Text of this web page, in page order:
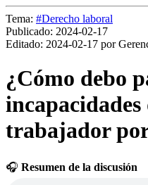
Tema: #Derecho laboral
Publicado: 2024-02-17
Editado: 2024-02-17 por
¿Cómo debo
incapacidades
trabajador
🎧 Resumen de la discusión